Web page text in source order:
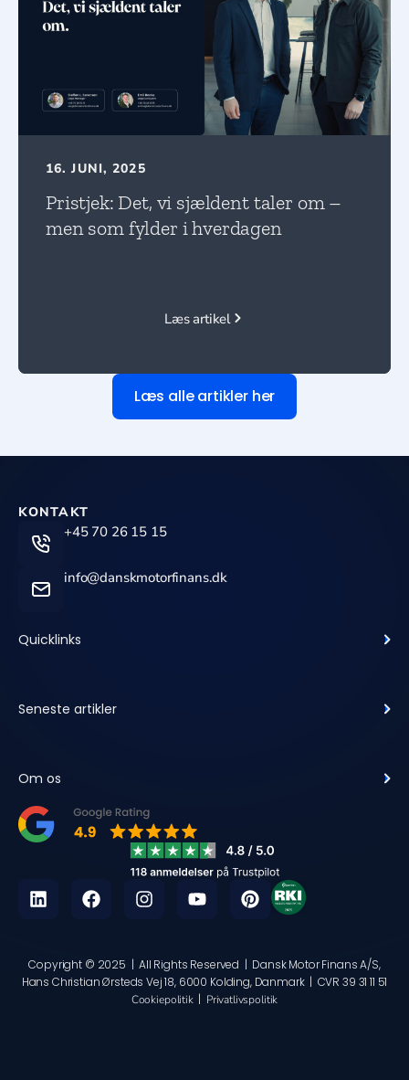
16. JUNI, 2025
Pristjek: Det, vi sjældent taler om –
men som fylder i hverdagen
Læs artikel
Læs alle artikler her
KONTAKT
+45 70 26 15 15
info@danskmotorfinans.dk
Quicklinks
Seneste artikler
Om os
Copyright © 2025 | All Rights Reserved | Dansk Motor Finans A/S,
Hans Christian Ørsteds Vej 18, 6000 Kolding, Danmark | CVR 39 31 11 51
Cookiepolitik| Privatlivspolitik